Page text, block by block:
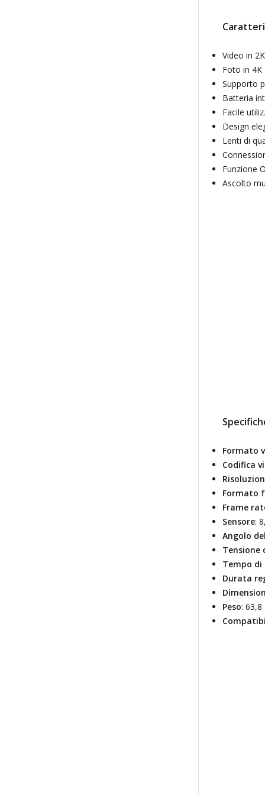
Video in
Foto in 4K
Supporto
Batteria
Facile
Design
Lenti di
Funzione
Ascolto
Formato
Codifica
Formato
Frame
Sensore:
Angolo
Tensione
Tempo di
Durata
Peso: 63,8